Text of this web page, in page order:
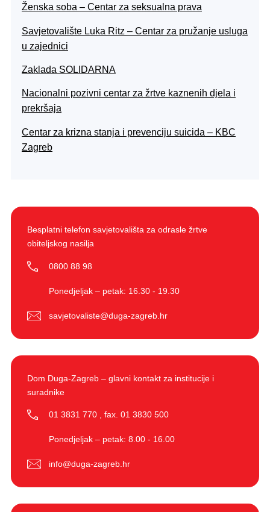
Ženska soba – Centar za seksualna prava
Savjetovalište Luka Ritz – Centar za pružanje usluga
u zajednici
Zaklada SOLIDARNA
Nacionalni pozivni centar za žrtve kaznenih djela i
prekršaja
Centar za krizna stanja i prevenciju suicida – KBC
Zagreb
Besplatni telefon savjetovališta za odrasle žrtve
obiteljskog nasilja
0800 88 98
Ponedjeljak – petak: 16.30 - 19.30
savjetovaliste@duga-zagreb.hr
Dom Duga-Zagreb – glavni kontakt za institucije i
suradnike
01 3831 770 fax. 01 3830 500
Ponedjeljak – petak: 8.00 - 16.00
info@duga-zagreb.hr